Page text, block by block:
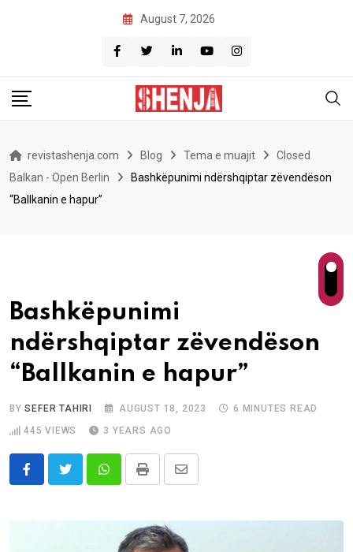
August 7, 2026
revistashenja.com Blog Tema e muajit
Closed
Balkan - Open Berlin
Bashkëpunimi ndërshqiptar zëvendëson
“Ballkanin e hapur”
Bashkëpunimi
ndërshqiptar zëvendëson
“Ballkanin e hapur”
BYSEFER TAHIRI AUGUST 18, 2023
6 MINUTES READ
445 VIEWS 3 YEARS AGO
WhatsappPrint
Share
Email